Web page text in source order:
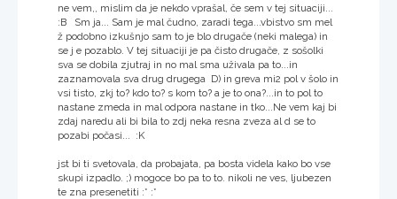
ne vem,, mislim da je nekdo vprašal, če sem v tej situaciji...
:B Sm ja... Sam je mal čudno, zaradi tega...vbistvo sm mel
ž podobno izkušnjo sam to je blo drugače (neki malega) in
se j e pozablo. V tej situaciji je pa čisto drugače, z sošolki
sva se dobila zjutraj in no mal sma uživala pa to...in
zaznamovala sva drug drugega D) in greva mi2 pol v šolo in
vsi tisto, zkj to? kdo to? s kom to? a je to ona?...in to pol to
nastane zmeda in mal odpora nastane in tko...Ne vem kaj bi
zdaj naredu ali bi bila to zdj neka resna zveza al d se to
pozabi počasi... :K
jst bi ti svetovala, da probajata, pa bosta videla kako bo vse
skupi izpadlo. ;) mogoce bo pa to to. nikoli ne ves, ljubezen
te zna presenetiti :* :*